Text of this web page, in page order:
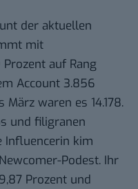
der aktuellen
mit
auf Rang
Account 3.856
waren es 14.178.
und filigranen
Influencerin kim
Podest. Ihr
Prozent und